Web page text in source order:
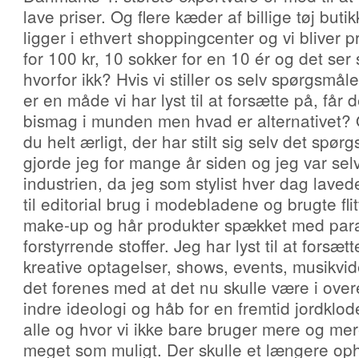
lave priser. Og flere kæder af billige tøj
ligger i ethvert shoppingcenter og vi bliver
for 100 kr, 10 sokker for en 10 ér og det ser
hvorfor ikk? Hvis vi stiller os selv
er en måde vi har lyst til at forsætte på, får
bismag i munden men hvad er
du helt ærligt, der har stilt sig selv det
gjorde jeg for mange år siden og jeg var
industrien, da jeg som stylist hver dag
til editorial brug i modebladene og brugte
make-up og hår produkter spækket med
forstyrrende stoffer. Jeg har lyst til at
kreative optagelser, shows, events,
det forenes med at det nu skulle være i
indre ideologi og håb for en fremtid
alle og hvor vi ikke bare bruger mere og
meget som muligt. Der skulle et længere